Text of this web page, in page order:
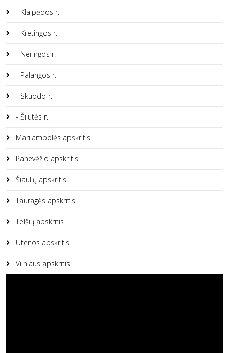
- Klaipėdos r.
- Kretingos r.
- Neringos r.
- Palangos r.
- Skuodo r.
- Šilutės r.
Marijampolės apskritis
Panevėžio apskritis
Šiaulių apskritis
Tauragės apskritis
Telšių apskritis
Utenos apskritis
Vilniaus apskritis